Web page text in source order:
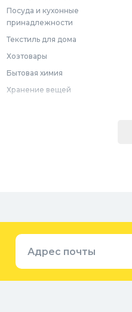
Посуда и кухонные
принадлежности
Текстиль для дома
Хозтовары
Бытовая химия
Хранение вещей
Придверные коврики
Адрес почты